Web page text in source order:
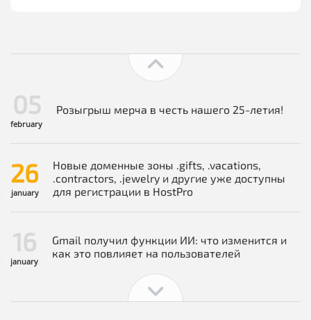
05
february
Розыгрыш мерча в честь нашего 25-летия!
26
january
Новые доменные зоны .gifts, .vacations,
.contractors, .jewelry и другие уже доступны
для регистрации в HostPro
16
january
Gmail получил функции ИИ: что изменится и
как это повлияет на пользователей